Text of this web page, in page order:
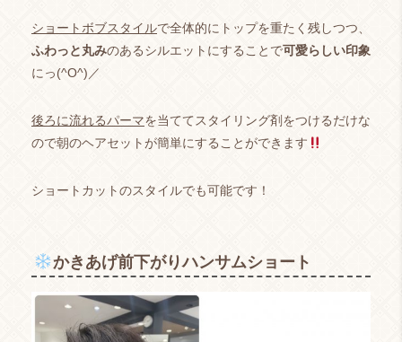
ショートボブスタイルで全体的にトップを重たく残しつつ、
ふわっと丸みのあるシルエットにすることで可愛らしい印象
にっ(^O^)／
後ろに流れるパーマを当ててスタイリング剤をつけるだけな
ので朝のヘアセットが簡単にすることができます
ショートカットのスタイルでも可能です！
かきあげ前下がりハンサムショート